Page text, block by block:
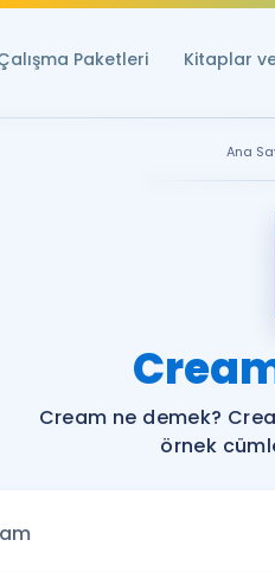
Paketleri Kitaplar
Ana
Cream ne demek?
örnek